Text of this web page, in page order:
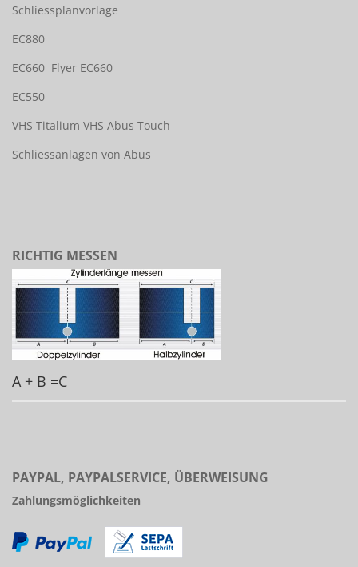
Schliessplanvorlage
EC880
EC660 Flyer EC660
EC550
VHS Titalium VHS Abus Touch
Schliessanlagen von Abus
RICHTIG MESSEN
A + B =C
PAYPAL, PAYPALSERVICE, ÜBERWEISUNG
Zahlungsmöglichkeiten